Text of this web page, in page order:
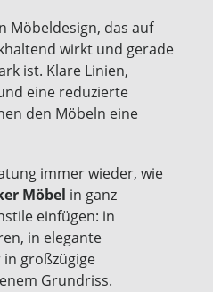
Möbeldesign, das auf
wirkt und gerade
ist. Klare Linien,
eine reduzierte
den Möbeln eine
immer wieder, wie
Möbel in ganz
einfügen: in
in elegante
großzügige
Grundriss.